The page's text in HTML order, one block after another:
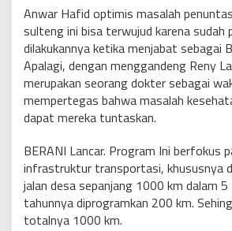
Anwar Hafid optimis masalah
sulteng ini bisa terwujud karena sudah
dilakukannya ketika menjabat sebagai
Apalagi, dengan menggandeng Reny
merupakan seorang dokter sebagai
mempertegas bahwa masalah
dapat mereka tuntaskan.
BERANI Lancar. Program Ini berfokus
infrastruktur transportasi, khususnya
jalan desa sepanjang 1000 km dalam
tahunnya diprogramkan 200 km.
totalnya 1000 km.